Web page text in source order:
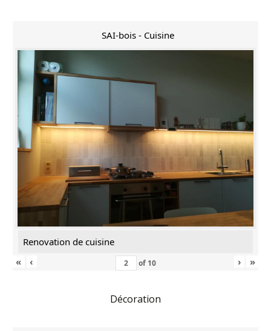
SAI-bois - Cuisine
Renovation de cuisine
«
‹ of 10 › »
Décoration